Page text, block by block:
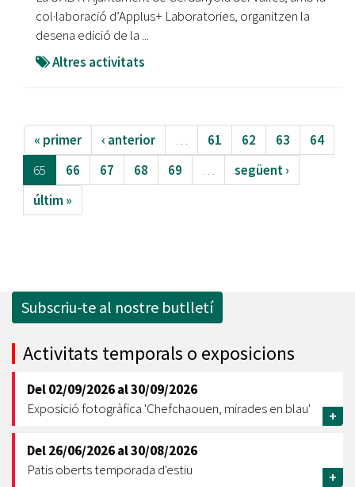
col·laboració d’Applus+ Laboratories, organitzen la
desena edició de la ...
Altres activitats
« primer ‹ anterior … 61 62 63
64
65
66 67 68 69 …
següent ›
últim »
Subscriu-te al nostre butlletí
Activitats temporals o exposicions
Del02/09/2026al30/09/2026
Exposició fotogràfica 'Chefchaouen, mirades en blau'
+
Del26/06/2026al30/08/2026
Patis oberts temporada d'estiu
+